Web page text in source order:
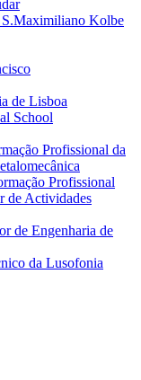
S.Maximiliano Kolbe
de Lisboa
School
Profissional da
Profissional
de Actividades
de Engenharia de
da Lusofonia